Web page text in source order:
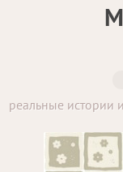
реальные истории